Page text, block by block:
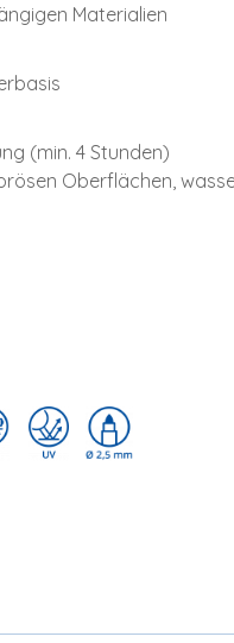
Materialien
(min. 4 Stunden)
Oberflächen,